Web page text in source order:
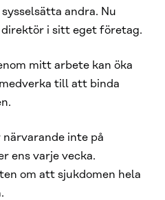
andra. Nu
i sitt eget företag.
mitt arbete kan öka
till att binda
inte på
ens varje vecka.
om att sjukdomen hela